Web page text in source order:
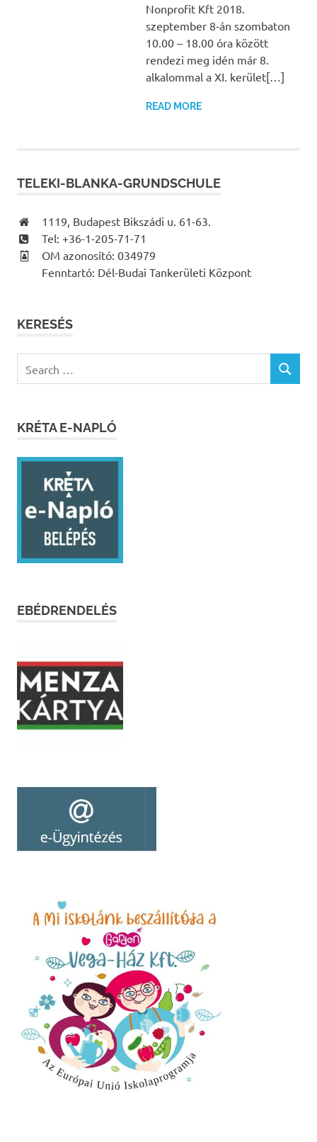
Nonprofit Kft 2018.
szeptember 8-án szombaton
10.00 – 18.00 óra között
rendezi meg idén már 8.
alkalommal a XI. kerület[…]
READ MORE
TELEKI-BLANKA-GRUNDSCHULE
1119, Budapest Bikszádi u. 61-63.
Tel: +36-1-205-71-71
OM azonosító: 034979
Fenntartó: Dél-Budai Tankerületi Központ
KERESÉS
for:
SEARCH
KRÉTA E-NAPLÓ
EBÉDRENDELÉS